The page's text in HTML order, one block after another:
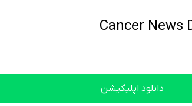
دانلود اپلیکیشن